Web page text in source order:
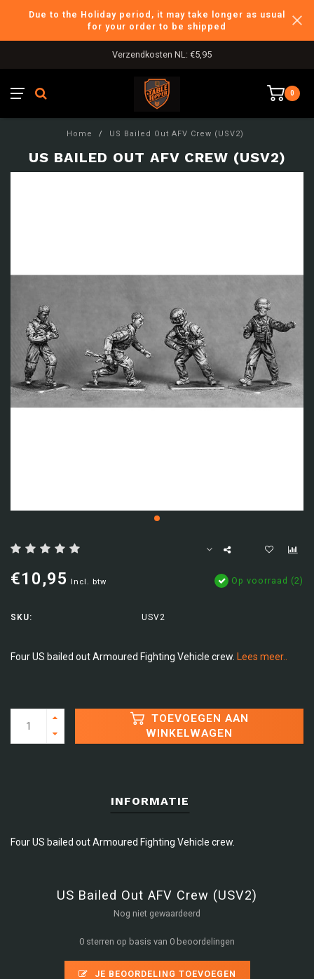
Due to the Holiday period, it may take longer as usual
for your order to be shipped
Verzendkosten NL: €5,95
0
Home / US Bailed Out AFV Crew (USV2)
US BAILED OUT AFV CREW (USV2)
€10,95 Incl. btw Op voorraad (2)
SKU: USV2
Four US bailed out Armoured Fighting Vehicle crew. Lees meer..
TOEVOEGEN AAN
WINKELWAGEN
INFORMATIE
Four US bailed out Armoured Fighting Vehicle crew.
US Bailed Out AFV Crew (USV2)
Nog niet gewaardeerd
0 sterren op basis van 0 beoordelingen
JE BEOORDELING TOEVOEGEN